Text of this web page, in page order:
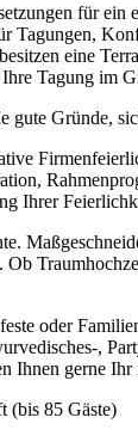
für
eine
Tagung im
gute Gründe,
Ihrer
Ob
oder
,
Ihnen gerne
(bis 85 Gäste)